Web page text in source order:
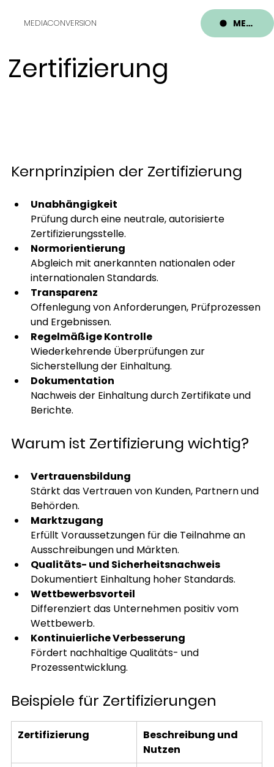
MEDIACONVERSION MENU
Kernprinzipien der Zertifizierung
Unabhängigkeit
Prüfung durch eine neutrale, autorisierte
Zertifizierungsstelle.
Normorientierung
Abgleich mit anerkannten nationalen oder
internationalen Standards.
Transparenz
Offenlegung von Anforderungen, Prüfprozessen
und Ergebnissen.
Regelmäßige Kontrolle
Wiederkehrende Überprüfungen zur
Sicherstellung der Einhaltung.
Dokumentation
Nachweis der Einhaltung durch Zertifikate und
Berichte.
Warum ist Zertifizierung wichtig?
Vertrauensbildung
Stärkt das Vertrauen von Kunden, Partnern und
Behörden.
Marktzugang
Erfüllt Voraussetzungen für die Teilnahme an
Ausschreibungen und Märkten.
Qualitäts- und Sicherheitsnachweis
Dokumentiert Einhaltung hoher Standards.
Wettbewerbsvorteil
Differenziert das Unternehmen positiv vom
Wettbewerb.
Kontinuierliche Verbesserung
Fördert nachhaltige Qualitäts- und
Prozessentwicklung.
Beispiele für Zertifizierungen
Zertifizierung
Beschreibung und
Nutzen
Zertifizierung